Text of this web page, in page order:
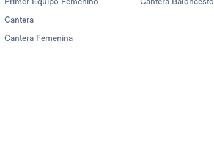
Cantera
Cantera Femenina